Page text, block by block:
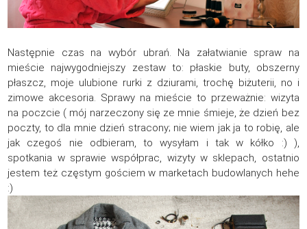
Następnie czas na wybór ubrań. Na załatwianie spraw na
mieście najwygodniejszy zestaw to: płaskie buty, obszerny
płaszcz, moje ulubione rurki z dziurami, trochę biżuterii, no i
zimowe akcesoria. Sprawy na mieście to przeważnie: wizyta
na poczcie ( mój narzeczony się ze mnie śmieje, że dzień bez
poczty, to dla mnie dzień stracony; nie wiem jak ja to robię, ale
jak czegoś nie odbieram, to wysyłam i tak w kółko :) ),
spotkania w sprawie współprac, wizyty w sklepach, ostatnio
jestem też częstym gościem w marketach budowlanych hehe
:)